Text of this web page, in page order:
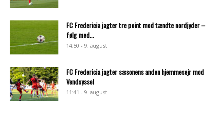
FC Fredericia jagter tre point mod tændte nordjyder –
følg med...
14:50 - 9. august
FC Fredericia jagter sæsonens anden hjemmesejr mod
Vendsyssel
11:41 - 9. august